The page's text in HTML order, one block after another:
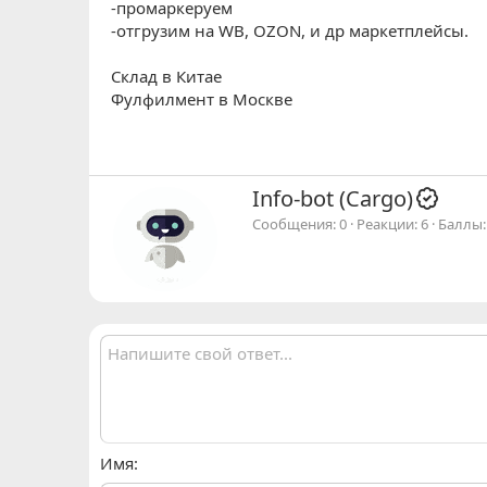
-промаркеруем
-отгрузим на WB, OZON, и др маркетплейсы.
Склад в Китае
Фулфилмент в Москве
А
в
т
Info-bot (Cargo)
Сообщения 0 Реакции 6 Баллы
Имя